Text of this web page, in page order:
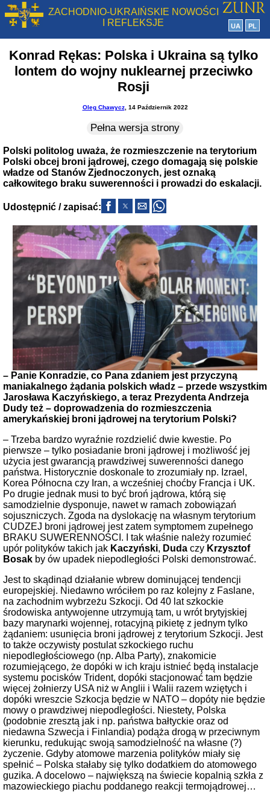
ZACHODNIO-UKRAIŃSKIE NOWOŚCI
I REFLEKSJE
UA PL
Konrad Rękas: Polska i Ukraina są tylko
lontem do wojny nuklearnej przeciwko
Rosji
Oleg Chawycz, 14 Październik 2022
Pełna wersja strony
Polski politolog uważa, że ​​rozmieszczenie na terytorium
Polski obcej broni jądrowej, czego domagają się polskie
władze od Stanów Zjednoczonych, jest oznaką
całkowitego braku suwerenności i prowadzi do eskalacji.
Udostępnić / zapisać:
– Panie Konradzie, co Pana zdaniem jest przyczyną
maniakalnego żądania polskich władz – przede wszystkim
Jarosława Kaczyńskiego, a teraz Prezydenta Andrzeja
Dudy też – doprowadzenia do rozmieszczenia
amerykańskiej broni jądrowej na terytorium Polski?
– Trzeba bardzo wyraźnie rozdzielić dwie kwestie. Po
pierwsze – tylko posiadanie broni jądrowej i możliwość jej
użycia jest gwarancją prawdziwej suwerenności danego
państwa. Historycznie doskonale to zrozumiały np. Izrael,
Korea Północna czy Iran, a wcześniej choćby Francja i UK.
Po drugie jednak musi to być broń jądrowa, którą się
samodzielnie dysponuje, nawet w ramach zobowiązań
sojuszniczych. Zgoda na dyslokację na własnym terytorium
CUDZEJ broni jądrowej jest zatem symptomem zupełnego
BRAKU SUWERENNOŚCI. I tak właśnie należy rozumieć
upór polityków takich jak Kaczyński, Duda czy Krzysztof
Bosak by ów upadek niepodległości Polski demonstrować.
Jest to skądinąd działanie wbrew dominującej tendencji
europejskiej. Niedawno wróciłem po raz kolejny z Faslane,
na zachodnim wybrzeżu Szkocji. Od 40 lat szkockie
środowiska antywojenne utrzymują tam, u wrót brytyjskiej
bazy marynarki wojennej, rotacyjną pikietę z jednym tylko
żądaniem: usunięcia broni jądrowej z terytorium Szkocji. Jest
to także oczywisty postulat szkockiego ruchu
niepodległościowego (np. Alba Party), znakomicie
rozumiejącego, że dopóki w ich kraju istnieć będą instalacje
systemu pocisków Trident, dopóki stacjonować tam będzie
więcej żołnierzy USA niż w Anglii i Walii razem wziętych i
dopóki wreszcie Szkocja będzie w NATO – dopóty nie będzie
mowy o prawdziwej niepodległości. Niestety, Polska
(podobnie zresztą jak i np. państwa bałtyckie oraz od
niedawna Szwecja i Finlandia) podąża drogą w przeciwnym
kierunku, redukując swoją samodzielność na własne (?)
życzenie. Gdyby atomowe marzenia polityków miały się
spełnić – Polska stałaby się tylko dodatkiem do atomowego
guzika. A docelowo – największą na świecie kopalnią szkła z
mazowieckiego piachu poddanego reakcji termojądrowej…